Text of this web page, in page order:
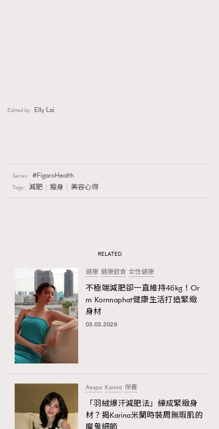
Edited by Elly Lai
Series: FigaroHealth
Tags: 減肥 瘦身 美容心得
RELATED
健康 健康飲食 女性健康
不極端減肥卻一直維持46kg！Or
m Kornnaphat健康生活打造緊緻
身材
03.03.2026
Aespa ​​Karina 保養
「羽絨爆汗減肥法」練成緊緻身
材？揭Karina米蘭時裝周無瑕肌的
魔鬼細節